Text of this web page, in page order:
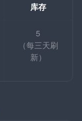
库存
5
（每三天刷
新）